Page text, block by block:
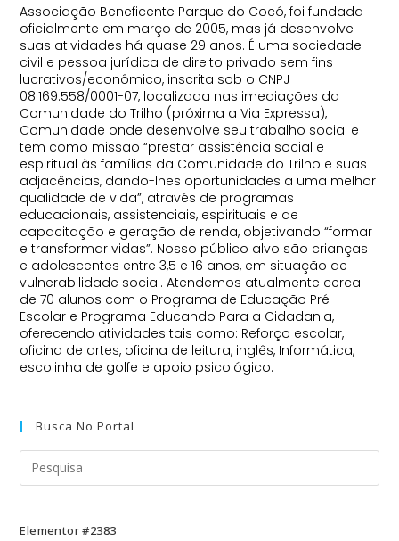
Associação Beneficente Parque do Cocó,foi fundada
oficialmente em março de 2005, mas já desenvolve
suas atividades há quase 29 anos. É uma sociedade
civil e pessoa jurídica de direito privado sem fins
lucrativos/econômico, inscrita sob o CNPJ
08.169.558/0001-07, localizada nas imediações da
Comunidade do Trilho (próxima a Via Expressa),
Comunidade onde desenvolve seu trabalho social e
tem como missão “prestar assistência social e
espiritual às famílias da Comunidade do Trilho e suas
adjacências, dando-lhes oportunidades a uma melhor
qualidade de vida”, através de programas
educacionais, assistenciais, espirituais e de
capacitação e geração de renda, objetivando “formar
e transformar vidas”. Nosso público alvo são crianças
e adolescentes entre 3,5 e 16 anos, em situação de
vulnerabilidade social. Atendemos atualmente cerca
de 70 alunos com o Programa de Educação Pré-
Escolar e Programa Educando Para a Cidadania,
oferecendo atividades tais como: Reforço escolar,
oficina de artes, oficina de leitura, inglês, Informática,
escolinha de golfe e apoio psicológico.
Busca No Portal
Elementor #2383